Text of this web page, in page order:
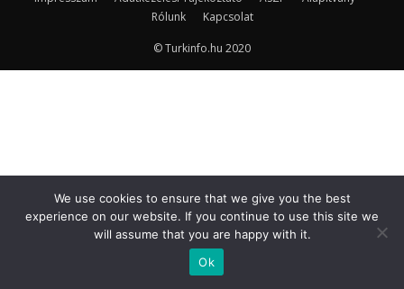
Rólunk
Kapcsolat
© Turkinfo.hu 2020
We use cookies to ensure that we give you the best
experience on our website. If you continue to use this site we
will assume that you are happy with it.
Ok